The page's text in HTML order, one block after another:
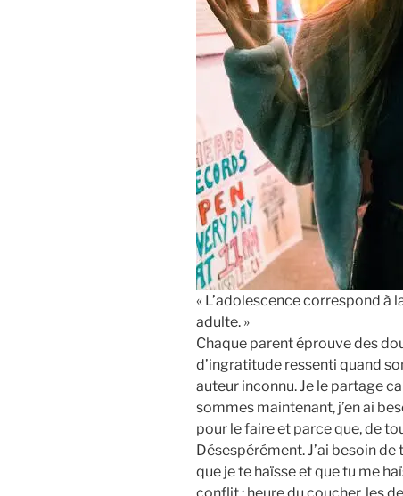
« L’adolescence correspond à
adulte. »
Chaque parent éprouve des
d’ingratitude ressenti quand
auteur inconnu. Je le partage
sommes maintenant, j’en ai
pour le faire et parce que, de
Désespérément. J’ai besoin
que je te haïsse et que tu me
conflit : heure du coucher, les